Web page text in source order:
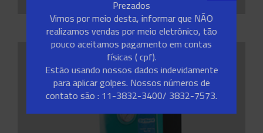
INJETORAS PARA POÇOS PROFUNDOS
Prezados
Vimos por meio desta, informar que NÃO
realizamos vendas por meio eletrônico, tão
pouco aceitamos pagamento em contas
físicas ( cpf).
Estão usando nossos dados indevidamente
para aplicar golpes. Nossos números de
contato são : 11-3832-3400/ 3832-7573.